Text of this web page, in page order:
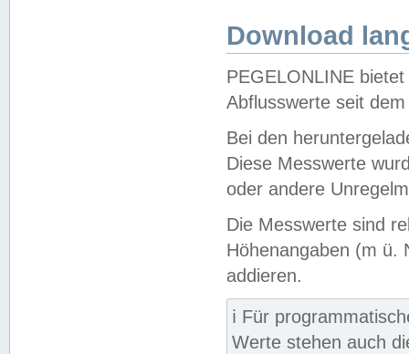
Download
PEGELONLINE
Abflusswerte seit
Bei den
Diese Messwerte
oder andere
Die Messwerte sind
Höhenangaben (m ü.
addieren.
ℹ️ Für
Werte stehen auch